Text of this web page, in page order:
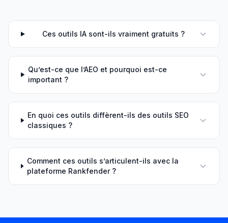
Ces outils IA sont-ils vraiment gratuits ?
Qu’est-ce que l’AEO et pourquoi est-ce
important ?
En quoi ces outils diffèrent-ils des outils SEO
classiques ?
Comment ces outils s’articulent-ils avec la
plateforme Rankfender ?